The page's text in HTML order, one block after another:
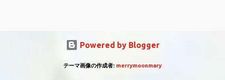
パーペチュアル GMTマスター II」 本モデルに搭載されるムーブメ
る。 ＜主な仕様＞ ケース：オイスター(モノブロックミドルケー
グチャーム・LV ラッキー トレフォイル｣。毛足の長いグリーンカ
だ。葉の部分には、ルイヴィトンを象徴するレッドのトランクや
Powered by Blogger
テーマ画像の作成者: merrymoonmary